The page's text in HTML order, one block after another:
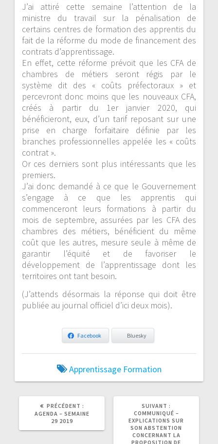
J’ai attiré cette semaine l’attention de la
ministre du travail sur la pénalisation de
certains centres de formation des apprentis du
fait de la réforme du mode de financement des
contrats d’apprentissage.
En effet, cette réforme prévoit que les CFA de
chambres de métiers seront régis par le
système dit des « coûts préfectoraux » et
percevront donc moins que les nouveaux CFA,
créés à partir du 1er janvier 2020, qui
bénéficieront, eux, d’un tarif reposant sur une
prise en charge forfaitaire définie par les
branches professionnelles appelée les « coûts
contrat ».
Or ces derniers sont plus intéressants que les
premiers.
J’ai donc demandé à ce que le Gouvernement
s’engage à ce que les apprentis qui
commenceront leurs formations à partir du
mois de septembre, assurées par les CFA des
chambres des métiers, bénéficient du même
coût que les autres, mesure seule à même de
garantir l’équité et de favoriser le
développement de l’apprentissage dont les
territoires ont tant besoin.
(J’attends désormais la réponse qui doit être
publiée au journal officiel d’ici deux mois).
Facebook Bluesky
Apprentissage Formation
PRÉCÉDENT :
ARTICLE
PRÉCÉDENT
AGENDA – SEMAINE
29 2019
SUIVANT :
ARTICLE
COMMUNIQUÉ –
EXPLICATIONS SUR
SON ABSTENTION
CONCERNANT LA
PROPOSITION DE